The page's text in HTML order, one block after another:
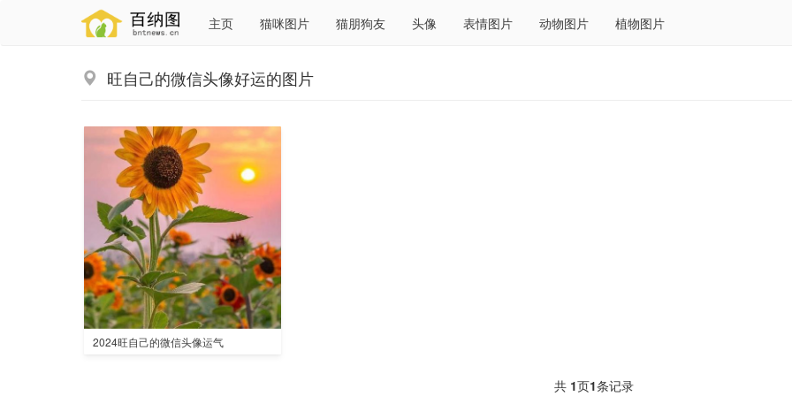
主页 猫咪图片 猫朋狗友 头像 表情图片 动物图片 植物图片
旺自己的微信头像好运的图片
2024旺自己的微信头像运气
共 1页1条记录